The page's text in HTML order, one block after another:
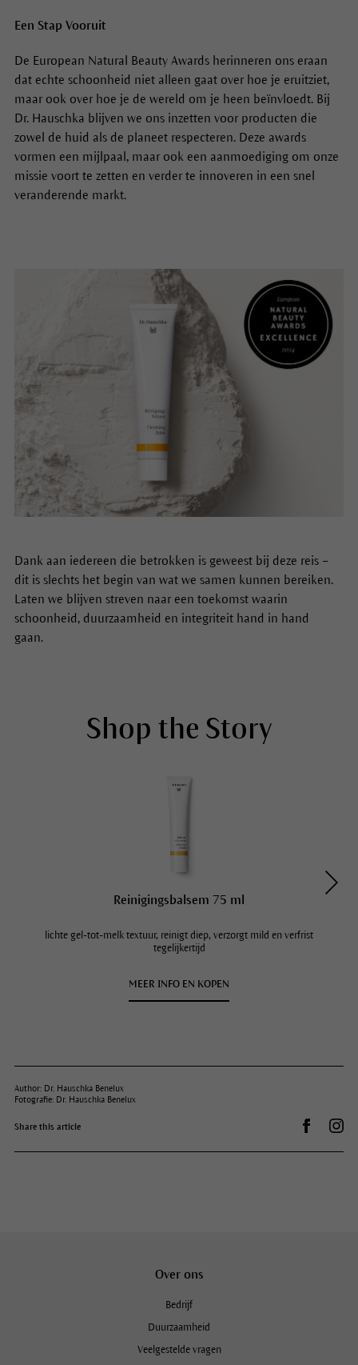
Een Stap Vooruit
De European Natural Beauty Awards herinneren ons eraan
dat echte schoonheid niet alleen gaat over hoe je eruitziet,
maar ook over hoe je de wereld om je heen beïnvloedt. Bij
Dr. Hauschka blijven we ons inzetten voor producten die
zowel de huid als de planeet respecteren. Deze awards
vormen een mijlpaal, maar ook een aanmoediging om onze
missie voort te zetten en verder te innoveren in een snel
veranderende markt.
Dank aan iedereen die betrokken is geweest bij deze reis –
dit is slechts het begin van wat we samen kunnen bereiken.
Laten we blijven streven naar een toekomst waarin
schoonheid, duurzaamheid en integriteit hand in hand
gaan.
Shop the Story
Reinigingsbalsem 75 ml
lichte gel-tot-melk textuur, reinigt diep, verzorgt mild en verfrist
tegelijkertijd
MEER INFO EN KOPEN
Author: Dr. Hauschka Benelux
Fotografie: Dr. Hauschka Benelux
Share this article Auf
Over ons
Bedrijf
Duurzaamheid
Veelgestelde vragen